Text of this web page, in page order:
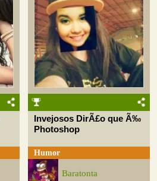
Invejosos DirÃ£o que Ã‰
Photoshop
Humor
Baratonta